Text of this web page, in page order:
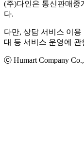
(주)다인은 통신판매중
다.
다만, 상담 서비스 이
대 등 서비스 운영에
ⓒ Humart Company